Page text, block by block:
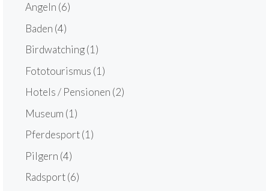
Angeln (6)
Baden (4)
Birdwatching(1)
Fototourismus (1)
Hotels / Pensionen (2)
Museum (1)
Pferdesport(1)
Pilgern (4)
Radsport(6)